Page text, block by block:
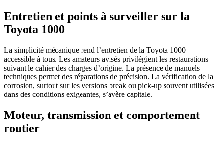
Entretien et points à surveiller sur la
Toyota 1000
La simplicité mécanique rend l’entretien de la Toyota 1000
accessible à tous. Les amateurs avisés privilégient les restaurations
suivant le cahier des charges d’origine. La présence de manuels
techniques permet des réparations de précision. La vérification de la
corrosion, surtout sur les versions break ou pick-up souvent utilisées
dans des conditions exigeantes, s’avère capitale.
Moteur, transmission et comportement
routier